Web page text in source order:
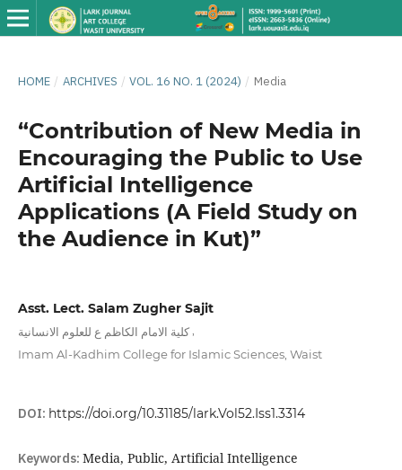
HOME / ARCHIVES / VOL. 16 NO. 1 (2024) / Media
“Contribution of New Media in
Encouraging the Public to Use
Artificial Intelligence
Applications (A Field Study on
the Audience in Kut)”
Asst. Lect. Salam Zugher Sajit
كلية الامام الكاظم ع للعلوم الانسانية,
Imam Al-Kadhim College for Islamic Sciences, Waist
DOI: https://doi.org/10.31185/lark.Vol52.Iss1.3314
Keywords: Media, Public, Artificial Intelligence